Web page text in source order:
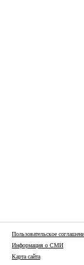
Пользовательское
Информация о СМИ
Карта сайта